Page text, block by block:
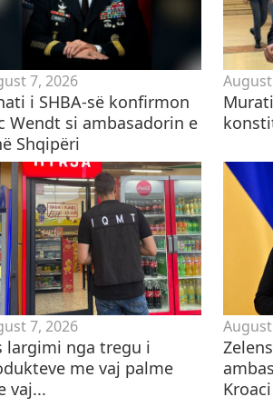
7, 2026
i SHBA-së konfirmon
Wendt si ambasadorin e
Shqipëri
7, 2026
largimi nga tregu i
me vaj palme
vaj...